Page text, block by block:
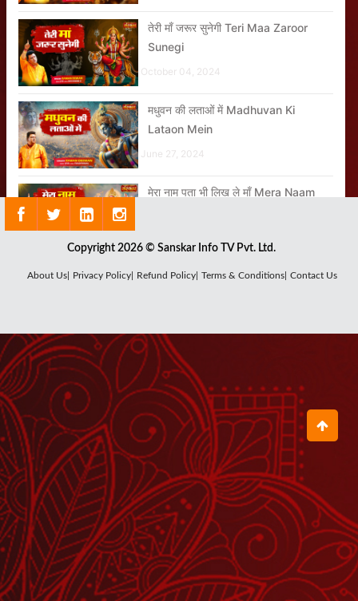
तेरी माँ जरूर सुनेगी Teri Maa Zaroor
Sunegi
October 04, 2024
मधुवन की लताओं में Madhuvan Ki
Lataon Mein
June 27, 2024
मेरा नाम पता भी लिख ले माँ Mera Naam
रब दी रजा दे विच Rab Di Raza De Vich
खाटू वाला सबका रखवाला बनता है Khatu
Wala Sabka Rakhwala Banta Hai
June 23, 2026
मंदिर में बैठी रहती हो Mandir Mein Baithi
Rehti Ho
December 09, 2024
पूजो गौरी लाल को Pujo Gauri Laal Ko
July 04, 2024
Copyright 2026 © Sanskar Info TV Pvt. Ltd.
About Us| Privacy Policy| Refund Policy| Terms & Conditions| Contact Us